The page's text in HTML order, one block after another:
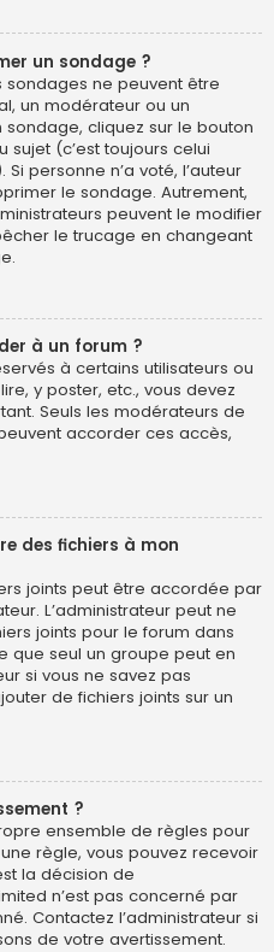
un sondage ?
ne peuvent être
un modérateur ou un
cliquez sur le bouton
(c’est toujours celui
personne n’a voté, l’auteur
le sondage. Autrement,
peuvent le modifier
le trucage en changeant
à un forum ?
à certains utilisateurs ou
y poster, etc., vous devez
Seuls les modérateurs de
accorder ces accès,
des fichiers à mon
joints peut être accordée par
L’administrateur peut ne
joints pour le forum dans
que seul un groupe peut en
si vous ne savez pas
de fichiers joints sur un
?
ensemble de règles pour
règle, vous pouvez recevoir
la décision de
n’est pas concerné par
Contactez l’administrateur si
de votre avertissement.